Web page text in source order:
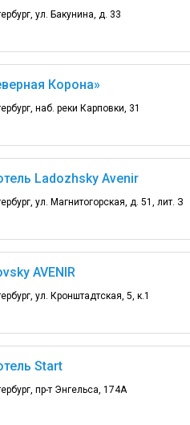
ул. Бакунина, д. 33
Корона»
наб. реки Карповки, 31
Ladozhsky Avenir
ул. Магнитогорская, д. 51, лит. З
AVENIR
ул. Кронштадтская, 5, к.1
Start
пр-т Энгельса, 174А